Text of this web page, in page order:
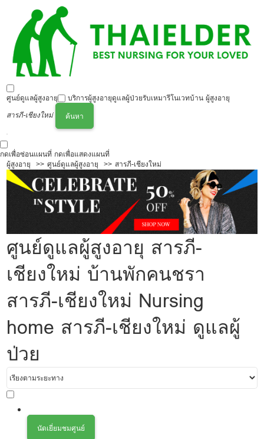
ศูนย์ดูแลผู้สูงอายุ บริการผู้สูงอายุดูแลผู้ป่วยรับเหมารีโนเวทบ้าน ผู้สูงอายุ
สารภี-เชียงใหม่
ค้นหา
กดเพื่อซ่อนแผนที่ กดเพื่อแสดงแผนที่
ผู้สูงอายุ
ศูนย์ดูแลผู้สูงอายุ สารภี-เชียงใหม่
ศูนย์ดูแลผู้สูงอายุ สารภี-
เชียงใหม่ บ้านพักคนชรา
สารภี-เชียงใหม่ Nursing
home สารภี-เชียงใหม่ ดูแลผู้
ป่วย
นัดเยี่ยมชมศูนย์